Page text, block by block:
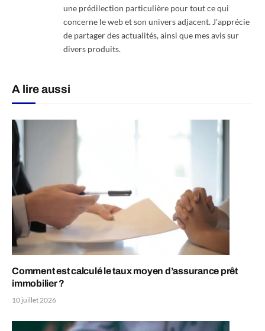
une prédilection particulière pour tout ce qui
concerne le web et son univers adjacent. J'apprécie
de partager des actualités, ainsi que mes avis sur
divers produits.
A lire aussi
Comment est calculé le taux moyen d’assurance prêt
immobilier ?
10 juillet 2026